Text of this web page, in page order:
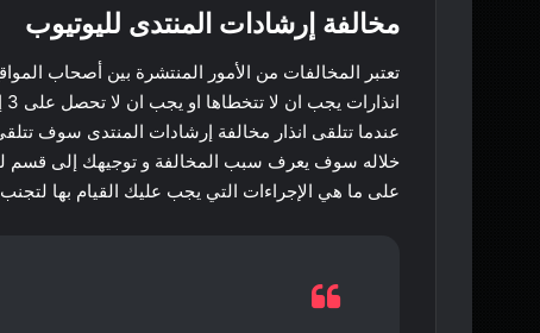
مخالفة إرشادات المنتدى لليوتيوب
انذارات يجب ان لا تتخطاها او يجب ان لا تحصل على 3 إنذارات لتجنب غلق القناة .
عندما تتلقى انذار مخالفة إرشادات المنتدى سوف
خلاله سوف يعرف سبب المخالفة و توجيهك إلى قسم
على ما هي الإجراءات التي يجب عليك القيام بها